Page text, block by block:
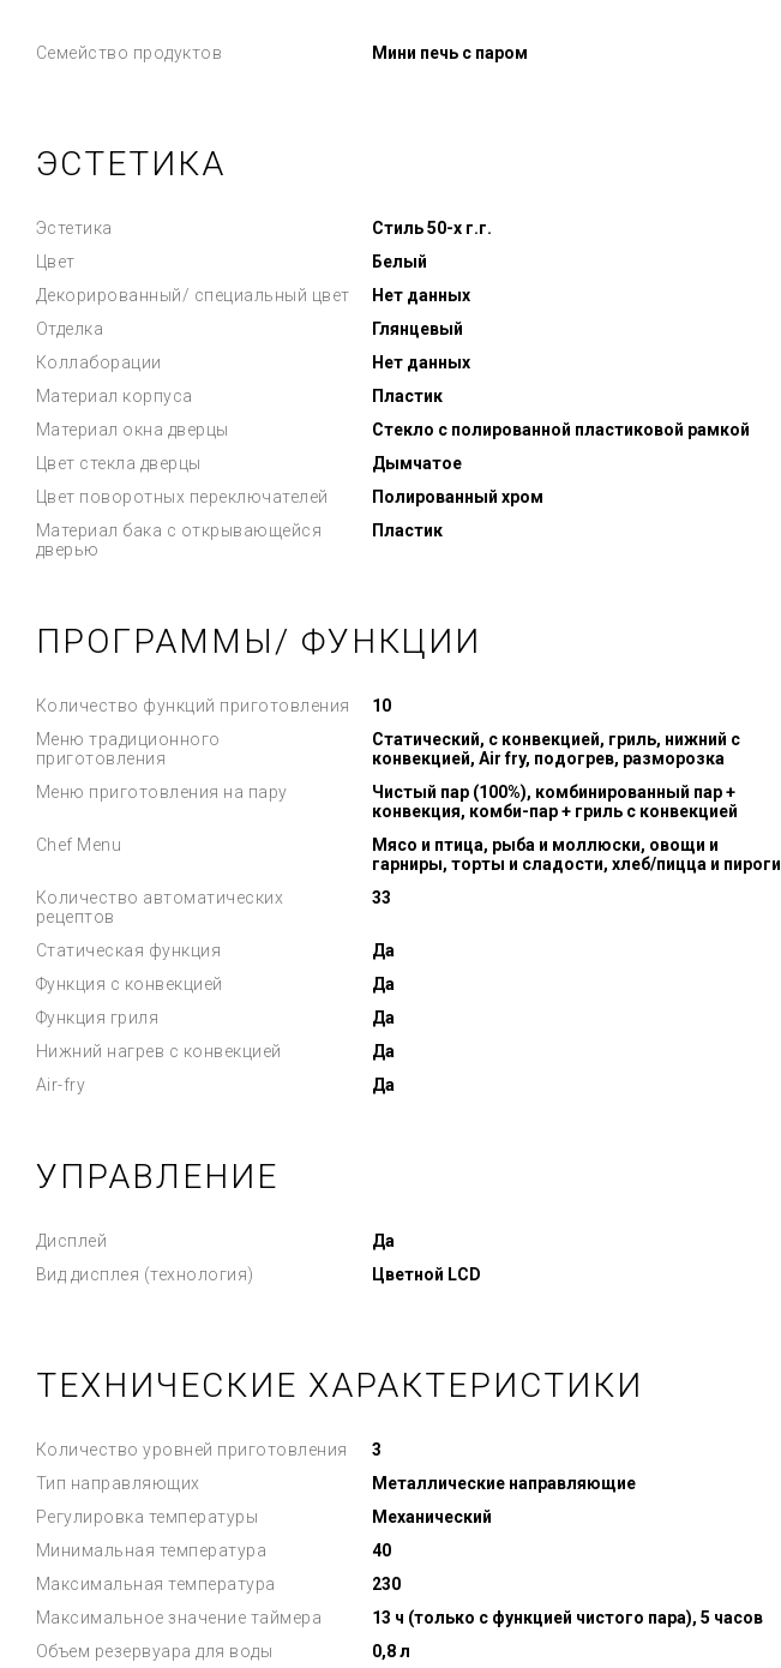
Семейство продуктов Мини печь с паром
ЭСТЕТИКА
Эстетика
Стиль 50-х г.г.
Цвет
Белый
Декорированный/ специальный цвет
Нет данных
Отделка
Глянцевый
Коллаборации
Нет данных
Материал корпуса
Пластик
Материал окна дверцы
Стекло с полированной пластиковой рамкой
Цвет стекла дверцы
Дымчатое
Цвет поворотных переключателей
Полированный хром
Материал бака с открывающейся
дверью
Пластик
ПРОГРАММЫ/ ФУНКЦИИ
Количество функций приготовления
10
Меню традиционного
приготовления
Статический, с конвекцией, гриль, нижний с
конвекцией, Air fry, подогрев, разморозка
Меню приготовления на пару
Чистый пар (100%), комбинированный пар +
конвекция, комби-пар + гриль с конвекцией
Chef Menu
Мясо и птица, рыба и моллюски, овощи и
гарниры, торты и сладости, хлеб/пицца и пироги
Количество автоматических
рецептов
33
Статическая функция
Да
Функция с конвекцией
Да
Функция гриля
Да
Нижний нагрев с конвекцией
Да
Air-fry
Да
УПРАВЛЕНИЕ
Дисплей
Да
Вид дисплея (технология)
Цветной LCD
ТЕХНИЧЕСКИЕ ХАРАКТЕРИСТИКИ
Количество уровней приготовления
3
Тип направляющих
Металлические направляющие
Регулировка температуры
Механический
Минимальная температура
40
Максимальная температура
230
Максимальное значение таймера
13 ч (только с функцией чистого пара), 5 часов
Объем резервуара для воды
0,8 л